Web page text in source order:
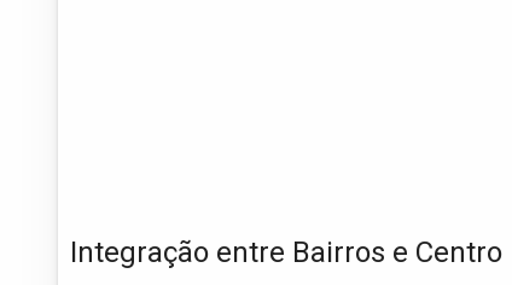
Integração entre Bairros e Centro